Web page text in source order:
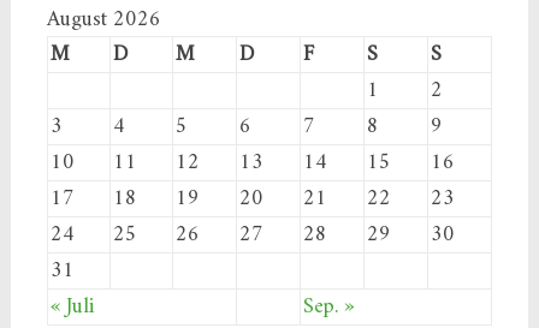
August 2026
M
D M D F S
S
1
2
3
4 5 6 7 8
9
10
11 12 13 14 15
16
17
18 19 20 21 22
23
24
25 26 27 28 29
30
31
« Juli
Sep. »